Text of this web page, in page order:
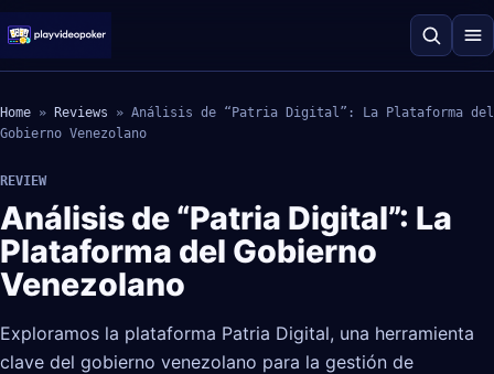
Home » Reviews » Análisis de “Patria Digital”: La Plataforma del
Gobierno Venezolano
REVIEW
Análisis de “Patria Digital”: La
Plataforma del Gobierno
Venezolano
Exploramos la plataforma Patria Digital, una herramienta
clave del gobierno venezolano para la gestión de